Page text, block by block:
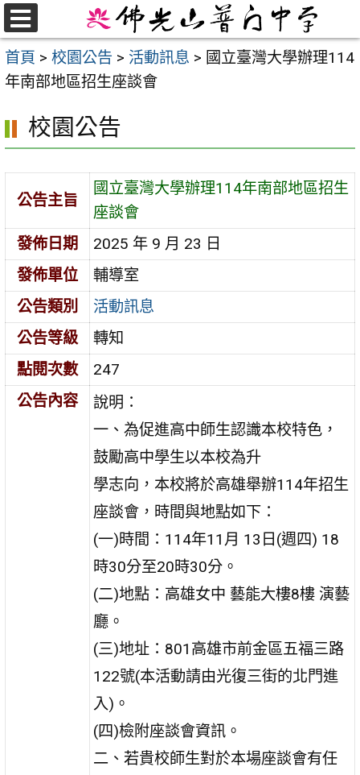
跳
至
主
要
首頁 > 校園公告 > 活動訊息 > 國立臺灣大學辦理114
年南部地區招生座談會
校園公告
公告主旨
國立臺灣大學辦理114年南部地區招生
座談會
發佈日期
2025 年 9 月 23 日
發佈單位
輔導室
公告類別
活動訊息
公告等級
轉知
點閱次數
247
公告內容
說明：
一、為促進高中師生認識本校特色，
鼓勵高中學生以本校為升
學志向，本校將於高雄舉辦114年招生
座談會，時間與地點如下：
(一)時間：114年11月 13日(週四) 18
時30分至20時30分。
(二)地點：高雄女中 藝能大樓8樓 演藝
廳。
(三)地址：801高雄市前金區五福三路
122號(本活動請由光復三街的北門進
入)。
(四)檢附座談會資訊。
二、若貴校師生對於本場座談會有任
選
單